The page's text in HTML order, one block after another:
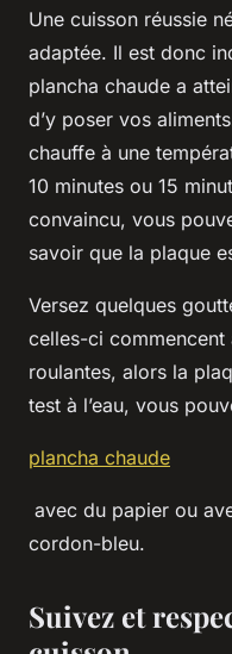
Une cuisson réussie
adaptée. Il est donc
plancha chaude a
d’y poser vos
chauffe à une
10 minutes ou 15
convaincu, vous
savoir que la plaque
Versez quelques
celles-ci
roulantes, alors la
test à l’eau, vous
plancha chaude
avec du papier ou
cordon-bleu.
Suivez et